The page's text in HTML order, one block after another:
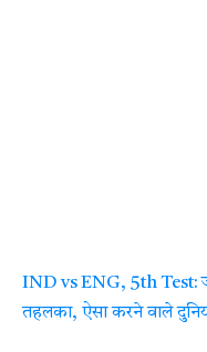
IND vs ENG, 5th Test:
तहलका, ऐसा करने वाले